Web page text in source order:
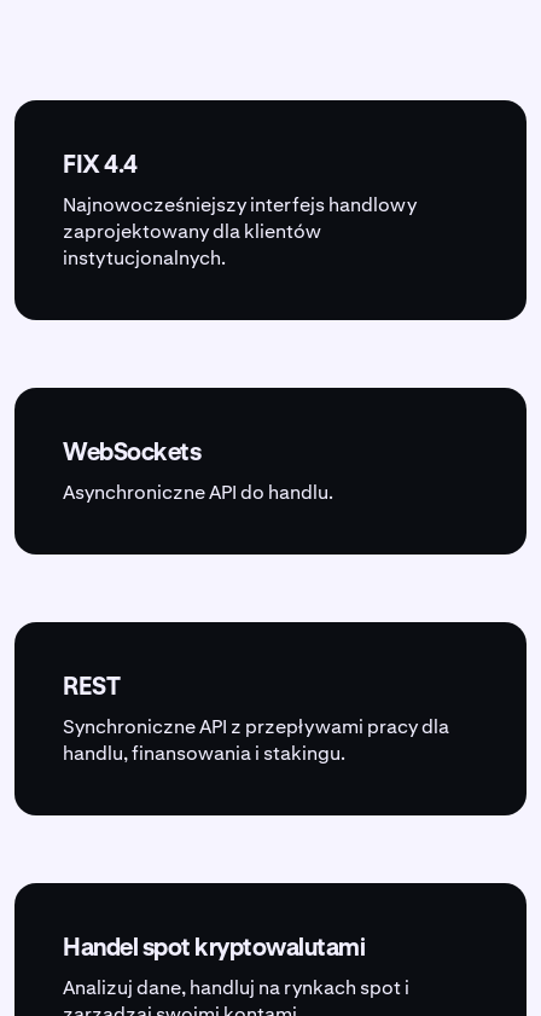
FIX 4.4
Najnowocześniejszy interfejs handlowy
zaprojektowany dla klientów
instytucjonalnych.
WebSockets
Asynchroniczne API do handlu.
REST
Synchroniczne API z przepływami pracy dla
handlu, finansowania i stakingu.
Handel spot kryptowalutami
Analizuj dane, handluj na rynkach spot i